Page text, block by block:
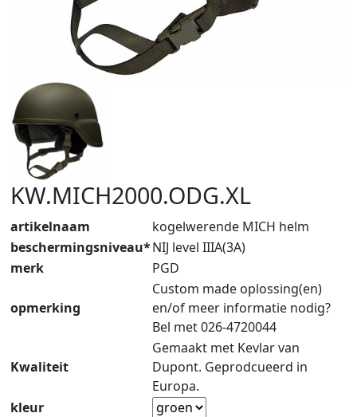
KW.MICH2000.ODG.XL
artikelnaam
kogelwerende MICH helm
beschermingsniveau*NIJ level IIIA(3A)
merk
PGD
opmerking
Custom made oplossing(en)
en/of meer informatie nodig?
Bel met 026-4720044
Kwaliteit
Gemaakt met Kevlar van
Dupont. Geprodcueerd in
Europa.
kleur